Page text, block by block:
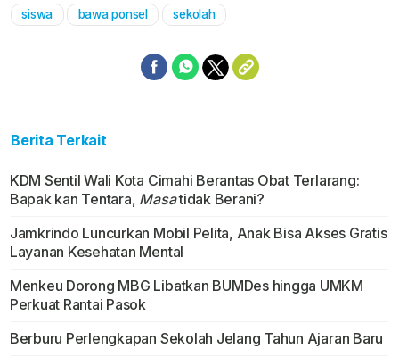
siswa bawa ponsel sekolah
Berita Terkait
KDM Sentil Wali Kota Cimahi Berantas Obat Terlarang:
Bapak kan Tentara, Masatidak Berani?
Jamkrindo Luncurkan Mobil Pelita, Anak Bisa Akses Gratis
Layanan Kesehatan Mental
Menkeu Dorong MBG Libatkan BUMDes hingga UMKM
Perkuat Rantai Pasok
Berburu Perlengkapan Sekolah Jelang Tahun Ajaran Baru